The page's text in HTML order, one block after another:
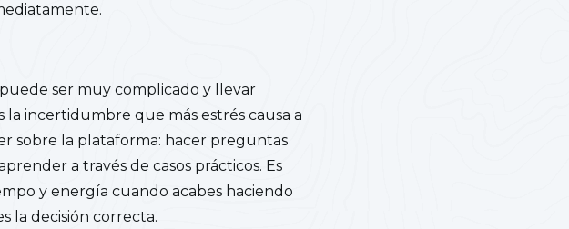
ser muy complicado y llevar
incertidumbre que más estrés causa a
sobre la plataforma: hacer preguntas
a través de casos prácticos. Es
y energía cuando acabes haciendo
la decisión correcta.